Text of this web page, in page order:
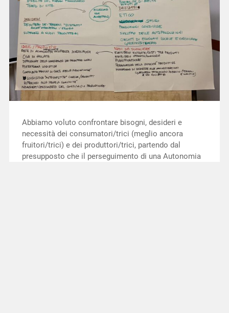
Abbiamo voluto confrontare bisogni, desideri e
necessità dei consumatori/trici (meglio ancora
fruitori/trici) e dei produttori/trici, partendo dal
presupposto che il perseguimento di una Autonomia